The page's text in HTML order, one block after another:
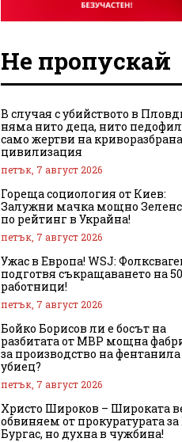
Не пропускай
В случая с убийството в
няма нито деца, нито
само жертви на
цивилизация
петък, 7 август 2026
Гореща социология от Киев:
Залужни мачка мощно
по рейтинг в Украйна!
петък, 7 август 2026
Ужас в Европа! WSJ:
подготвя съкращаването на
работници!
петък, 7 август 2026
Бойко Борисов ли е босът на
разбитата от МВР мощна
за производство на фентанила
убиец?
петък, 7 август 2026
Христо Широков – Широката
обвиняем от прокуратурата
Бургас, но духна в чужбина!